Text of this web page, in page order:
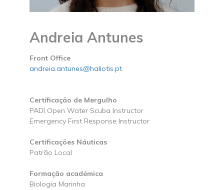
Andreia Antunes
Front Office
andreia.antunes@haliotis.pt
Certificação de Mergulho
PADI Open Water Scuba Instructor
Emergency First Response Instructor
Certificações Náuticas
Patrão Local
Formação académica
Biologia Marinha